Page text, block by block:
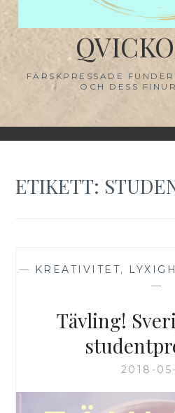
FÄRSKPRESSADE
OCH DESS
ETIKETT:
— KREATIVITET,
—
Tävling!
2018-